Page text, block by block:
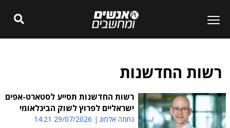
רשות החדשנות
רשות החדשנות תסייע לסטארט-אפים
ישראליים לפרוץ לשוק הבינלאומי
נחמה אלמוג 29/07/2026 14:21